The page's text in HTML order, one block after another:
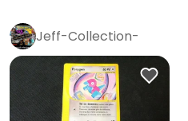
Jeff-Collection-
Rétro Pro